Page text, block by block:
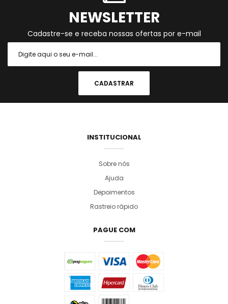
NEWSLETTER
Cadastre-se e receba nossas ofertas por e-mail
INSTITUCIONAL
Sobre nós
Ajuda
Depoimentos
Rastreio rápido
PAGUE COM